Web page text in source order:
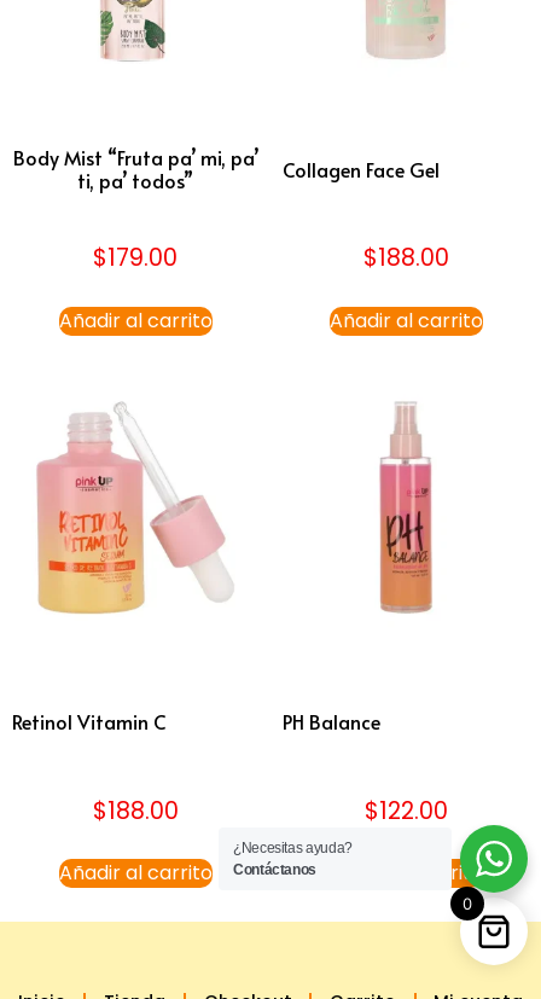
Body Mist “Fruta pa’ mi, pa’
ti, pa’ todos”
$179.00
Añadir al carrito
Collagen Face Gel
$188.00
Añadir al carrito
Retinol Vitamin C
$188.00
Añadir al carrito
PH Balance
$122.00
Añadir al carrito
¿Necesitas ayuda?
Contáctanos
0